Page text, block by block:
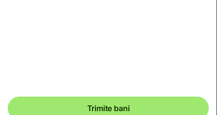
Trimite bani